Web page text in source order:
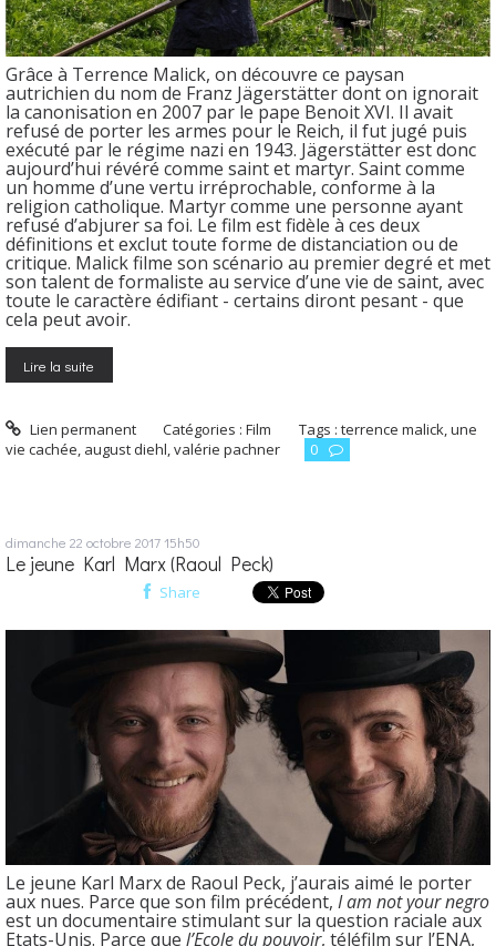
Grâce à Terrence Malick, on découvre ce paysan
autrichien du nom de Franz Jägerstätter dont on ignorait
la canonisation en 2007 par le pape Benoit XVI. Il avait
refusé de porter les armes pour le Reich, il fut jugé puis
exécuté par le régime nazi en 1943. Jägerstätter est donc
aujourd’hui révéré comme saint et martyr. Saint comme
un homme d’une vertu irréprochable, conforme à la
religion catholique. Martyr comme une personne ayant
refusé d’abjurer sa foi. Le film est fidèle à ces deux
définitions et exclut toute forme de distanciation ou de
critique. Malick filme son scénario au premier degré et met
son talent de formaliste au service d’une vie de saint, avec
toute le caractère édifiant - certains diront pesant - que
cela peut avoir.
Lire la suite
Lien permanent Catégories :Film Tags :terrence malick,une
vie cachée, august diehl,valérie pachner 0
dimanche 22 octobre 201715h50
Le jeune Karl Marx (Raoul Peck)
Share
Le jeune Karl Marx de Raoul Peck, j’aurais aimé le porter
aux nues. Parce que son film précédent, I am not your negro
est un documentaire stimulant sur la question raciale aux
Etats-Unis. Parce que l’Ecole du pouvoir, téléfilm sur l’ENA,